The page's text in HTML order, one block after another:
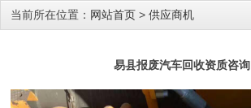
当前所在位置： 网站首页 > 供应商机
易县报废汽车回收资质咨询